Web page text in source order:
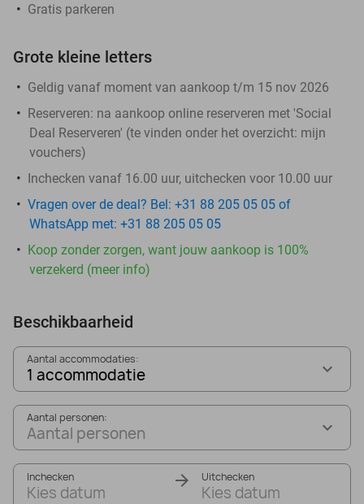
Gratis parkeren
Grote kleine letters
Geldig vanaf moment van aankoop t/m 15 nov 2026
Reserveren: na aankoop online reserveren met 'Social
Deal Reserveren' (te vinden onder het overzicht: mijn
vouchers)
Inchecken vanaf 16.00 uur, uitchecken voor 10.00 uur
Vragen over de deal? Bel: +31 88 205 05 05 of
WhatsApp met: +31 88 205 05 05
Koop zonder zorgen, want jouw aankoop is 100%
verzekerd (meer info)
Beschikbaarheid
Aantal accommodaties:
1 accommodatie
Aantal personen:
Aantal personen
Inchecken
Kies datum
Uitchecken
Kies datum